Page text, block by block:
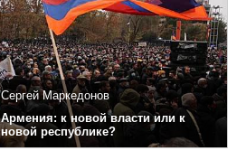
Сергей Маркедонов
Армения: к новой власти или к
новой республике?